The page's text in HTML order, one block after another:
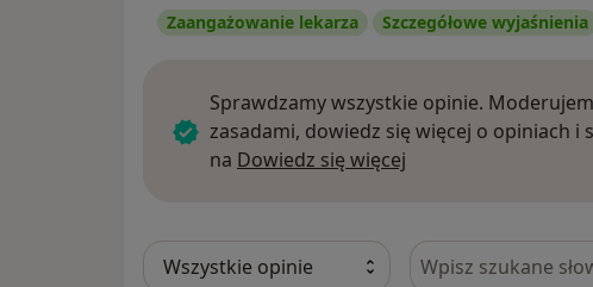
Zaangażowanie lekarza Szczegółowe wyjaśnienia
Sprawdzamy wszystkie opinie.
zasadami, dowiedz się więcej o opiniach i
na Dowiedz się więcej
Szukaj w opiniach